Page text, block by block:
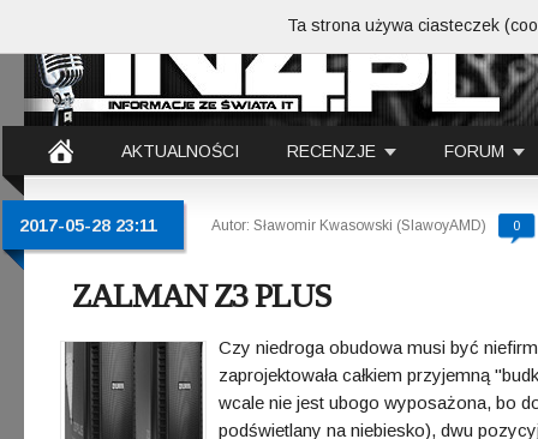
AKTUALNOŚCI RECENZJE FORUM
2017-05-28 23:11 Autor: Sławomir Kwasowski (SlawoyAMD) 0
ZALMAN Z3 PLUS
Czy niedroga obudowa musi być
zaprojektowała całkiem przyjemną
wcale nie jest ubogo wyposażona, bo
podświetlany na niebiesko), dwu
Ta strona używa ciasteczek